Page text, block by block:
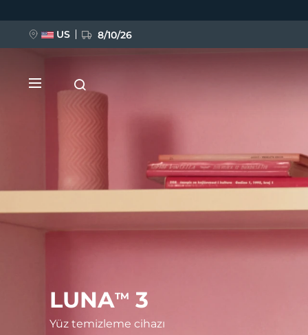
LUNATM 3
Yüz temizleme cihazı
US 8/10/26
BREAKING NEWS